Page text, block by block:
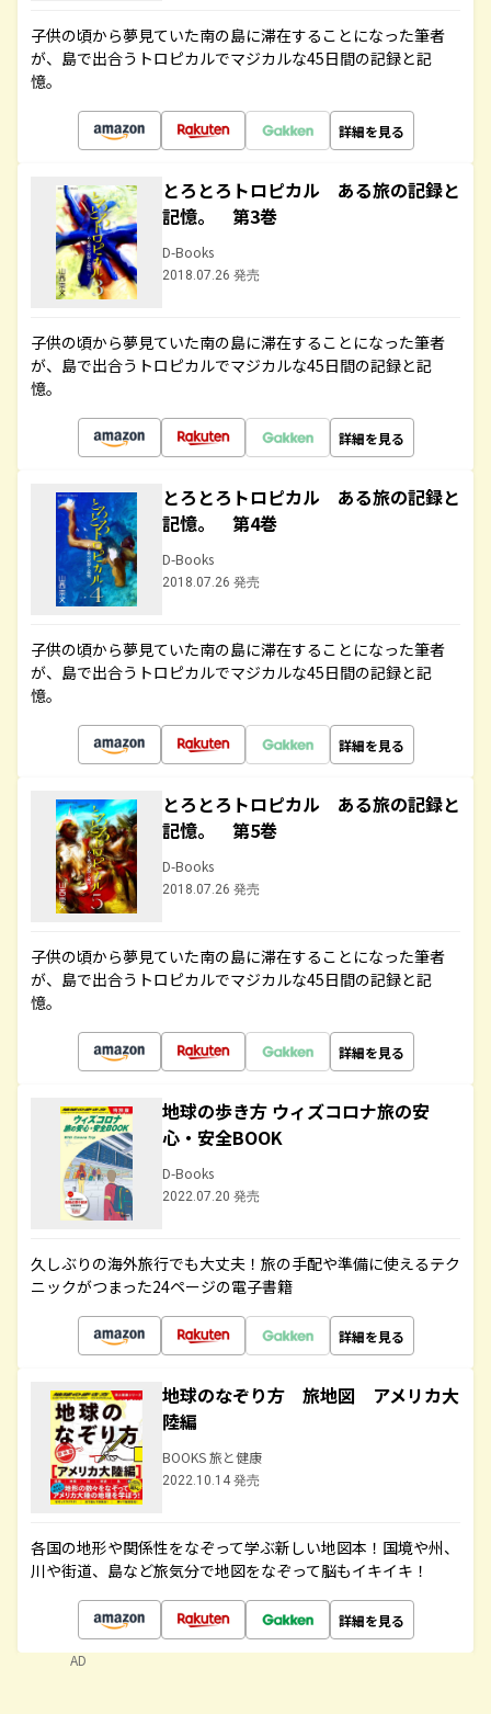
子供の頃から夢見ていた南の島に滞在することになった筆者
が、島で出合うトロピカルでマジカルな45日間の記録と記
憶。
詳細を見る
とろとろトロピカル ある旅の記録と
記憶。 第3巻
D-Books
2018.07.26 発売
子供の頃から夢見ていた南の島に滞在することになった筆者
が、島で出合うトロピカルでマジカルな45日間の記録と記
憶。
詳細を見る
とろとろトロピカル ある旅の記録と
記憶。 第4巻
D-Books
2018.07.26 発売
子供の頃から夢見ていた南の島に滞在することになった筆者
が、島で出合うトロピカルでマジカルな45日間の記録と記
憶。
詳細を見る
とろとろトロピカル ある旅の記録と
記憶。 第5巻
D-Books
2018.07.26 発売
子供の頃から夢見ていた南の島に滞在することになった筆者
が、島で出合うトロピカルでマジカルな45日間の記録と記
憶。
詳細を見る
地球の歩き方 ウィズコロナ旅の安
心・安全BOOK
D-Books
2022.07.20 発売
久しぶりの海外旅行でも大丈夫！旅の手配や準備に使えるテク
ニックがつまった24ページの電子書籍
詳細を見る
地球のなぞり方 旅地図 アメリカ大
陸編
BOOKS 旅と健康
2022.10.14 発売
各国の地形や関係性をなぞって学ぶ新しい地図本！国境や州、
川や街道、島など旅気分で地図をなぞって脳もイキイキ！
詳細を見る
AD